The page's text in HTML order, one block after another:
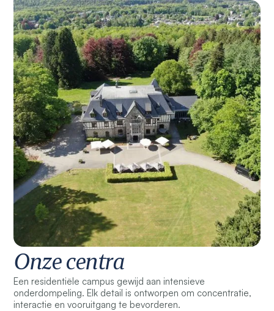
Onze centra
Een residentiële campus gewijd aan intensieve
onderdompeling. Elk detail is ontworpen om concentratie,
interactie en vooruitgang te bevorderen.